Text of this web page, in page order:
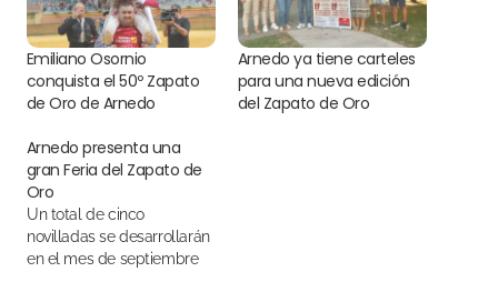
Emiliano Osornio
conquista el 50º Zapato
de Oro de Arnedo
Arnedo ya tiene carteles
para una nueva edición
del Zapato de Oro
Arnedo presenta una
gran Feria del Zapato de
Oro
Un total de cinco
novilladas se desarrollarán
en el mes de septiembre